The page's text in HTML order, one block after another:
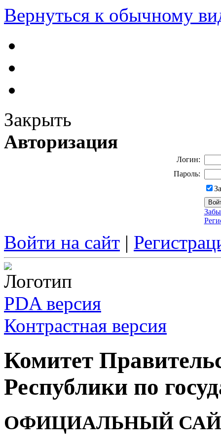
Вернуться к обычному
Закрыть
Авторизация
Логин:
Пароль:
Войти на сайт |
PDA версия
Контрастная версия
Комитет
Республики по
ОФИЦИАЛЬНЫЙ